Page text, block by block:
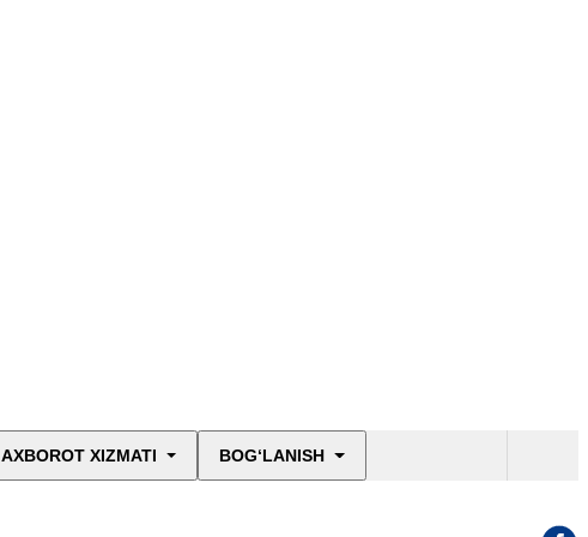
AXBOROT XIZMATI BOG‘LANISH